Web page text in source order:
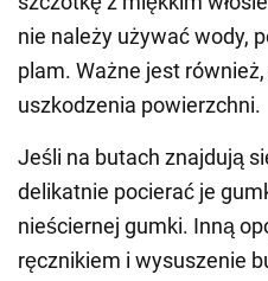
nie należy używać wody,
plam. Ważne jest
uszkodzenia powierzchni.
Jeśli na butach znajdują
delikatnie pocierać je
nieściernej gumki. Inną
ręcznikiem i wysuszenie